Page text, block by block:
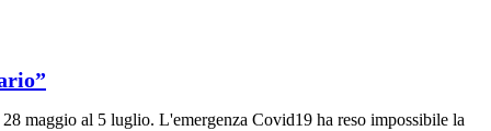
maggio al 5 luglio. L'emergenza Covid19 ha reso impossibile la